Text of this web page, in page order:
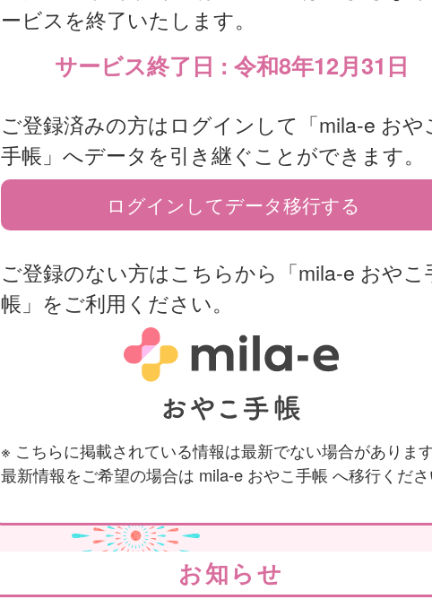
ービスを終了いたします。
サービス終了日 : 令和8年12月31日
ご登録済みの方はログインして「mila-e おや
手帳」へデータを引き継ぐことができます。
ログインしてデータ移行する
ご登録のない方はこちらから「mila-e おやこ
帳」をご利用ください。
※ こちらに掲載されている情報は最新でない場合がありま
最新情報をご希望の場合は mila-e おやこ手帳 へ移行くだ
お知らせ